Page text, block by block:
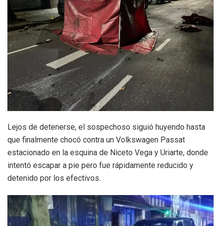
Lejos de detenerse, el sospechoso siguió huyendo hasta
que finalmente chocó contra un Volkswagen Passat
estacionado en la esquina de Niceto Vega y Uriarte, donde
intentó escapar a pie pero fue rápidamente reducido y
detenido por los efectivos.